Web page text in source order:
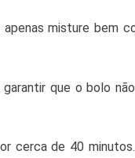
misture bem
que o bolo
cerca de 40